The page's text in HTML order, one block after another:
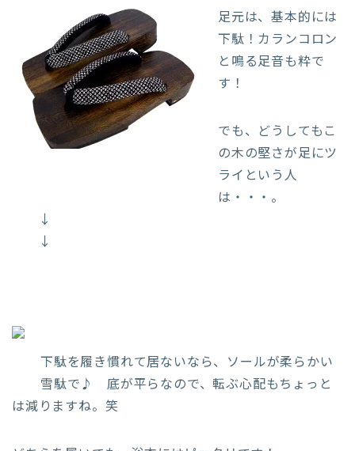
足元は、基本的には
下駄！カランコロン
と鳴る足音も粋で
す！
でも、どうしてもこ
の木の堅さが足にツ
ライという人
は・・・。
↓
↓
下駄を履き慣れて居ないなら、ソールが柔らかい
雪駄で♪ 底が平らなので、転ぶ心配もちょっと
は減りますね。笑